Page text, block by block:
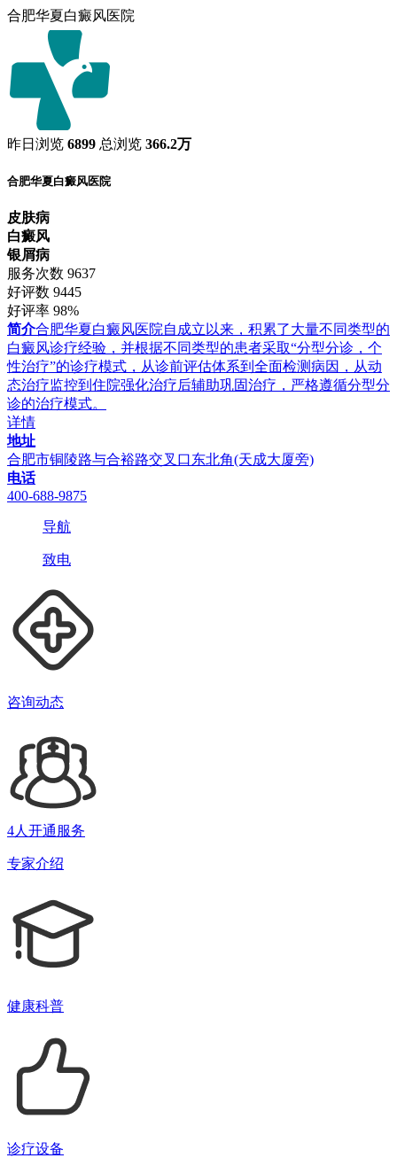
合肥华夏白癜风医院
昨日浏览 6899 总浏览 366.2万
合肥华夏白癜风医院
皮肤病
白癜风
银屑病
服务次数 9637
好评数 9445
好评率 98%
简介合肥华夏白癜风医院自成立以来，积累了大量不同类型的
白癜风诊疗经验，并根据不同类型的患者采取“分型分诊，个
性治疗”的诊疗模式，从诊前评估体系到全面检测病因，从动
态治疗监控到住院强化治疗后辅助巩固治疗，严格遵循分型分
诊的治疗模式。
详情
地址
合肥市铜陵路与合裕路交叉口东北角(天成大厦旁)
电话
400-688-9875
导航
致电
咨询动态
4人开通服务
专家介绍
健康科普
诊疗设备